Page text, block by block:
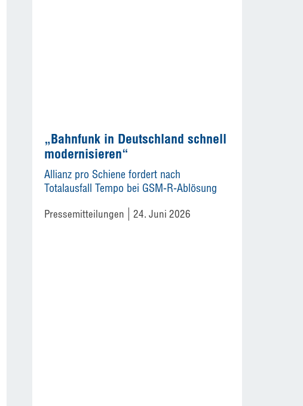
„Bahnfunk in Deutschland schnell
modernisieren“
Allianz pro Schiene fordert nach
Totalausfall Tempo bei GSM-R-Ablösung
Pressemitteilungen 24. Juni 2026